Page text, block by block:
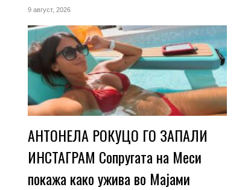
9 август, 2026
АНТОНЕЛА РОКУЦО ГО ЗАПАЛИ
ИНСТАГРАМ Сопругата на Меси
покажа како ужива во Мајами